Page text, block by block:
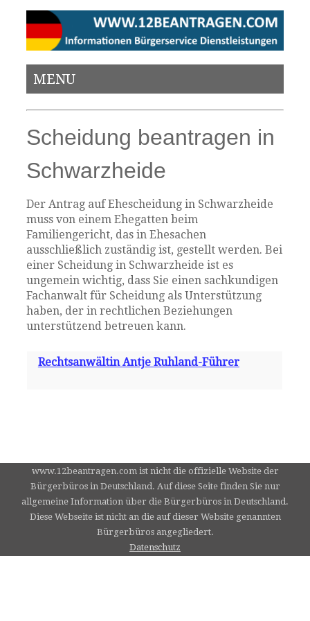
MENU
Scheidung beantragen in
Schwarzheide
Der Antrag auf Ehescheidung in Schwarzheide
muss von einem Ehegatten beim
Familiengericht, das in Ehesachen
ausschließlich zuständig ist, gestellt werden. Bei
einer Scheidung in Schwarzheide ist es
ungemein wichtig, dass Sie einen sachkundigen
Fachanwalt für Scheidung als Unterstützung
haben, der in rechtlichen Beziehungen
unterstützend betreuen kann.
Rechtsanwältin Antje Ruhland-Führer
www.12beantragen.com ist nicht die offizielle Website der
Bürgerbüros in Deutschland. Auf diese Seite finden Sie nur
allgemeine Information über die Bürgerbüros in Deutschland.
Diese Webseite ist nicht an die auf dieser Website genannten
Bürgerbüros angegliedert.
Datenschutz